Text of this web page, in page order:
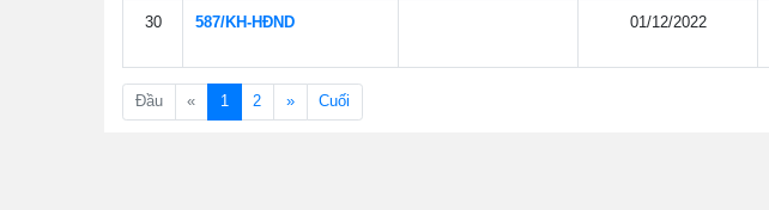
30 587/KH-HÐND 01/12/2022
Đầu « 1 (current)
2 » Cuối